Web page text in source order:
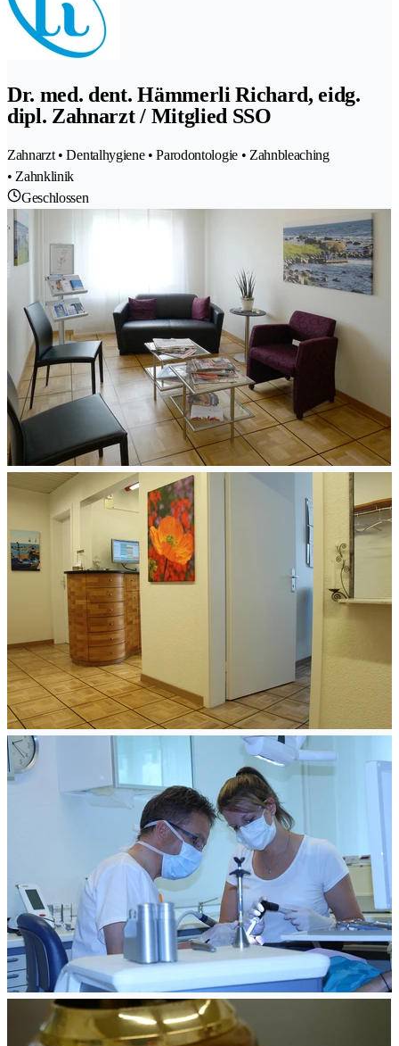
Dr. med. dent. Hämmerli Richard, eidg.
dipl. Zahnarzt / Mitglied SSO
Zahnarzt • Dentalhygiene • Parodontologie • Zahnbleaching
• Zahnklinik
Geschlossen